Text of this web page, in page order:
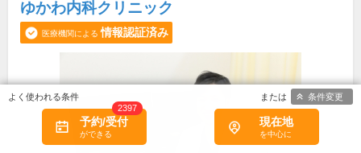
ゆかわ内科クリニック
医療機関による 情報認証済み
予約/受付
2397
現在地
条件変更